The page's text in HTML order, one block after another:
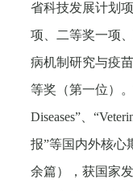
省科技发展计划
项、二等奖一项
病机制研究与疫
等奖（第一位）
Diseases”、“
报”等国内外核心
余篇），获国家